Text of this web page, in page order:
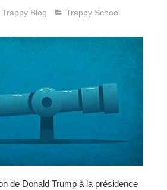
Trappy Blog Trappy School
de Donald Trump à la présidence